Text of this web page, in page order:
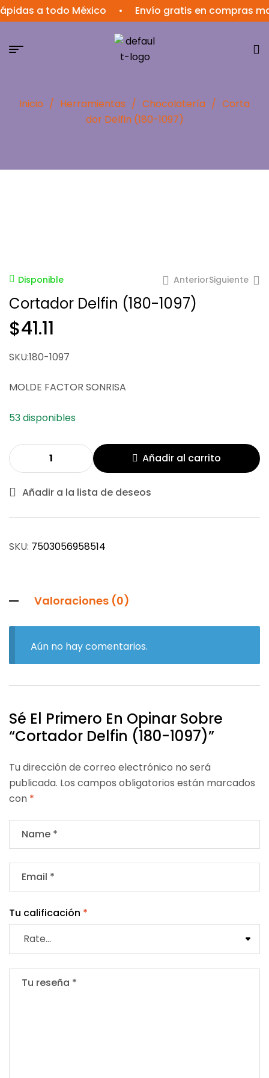
a todo México Envío gratis en compras
Inicio / Herramientas / Chocolatería / Corta
dor Delfin (180-1097)
Disponible AnteriorSiguiente
Cortador Delfin (180-1097)
$41.11
SKU:180-1097
MOLDE FACTOR SONRISA
53 disponibles
Añadir al carrito
Añadir a la lista de deseos
SKU: 7503056958514
Valoraciones (0)
Aún no hay comentarios.
Sé El Primero En Opinar Sobre
“Cortador Delfin (180-1097)”
Tu dirección de correo electrónico no será
publicada. Los campos obligatorios están marcados
con *
Tu calificación *